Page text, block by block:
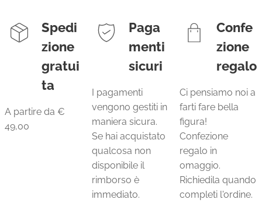
Spedi
zione
gratui
ta
A partire da €
49,00
Paga
menti
sicuri
I pagamenti
vengono gestiti in
maniera sicura.
Se hai acquistato
qualcosa non
disponibile il
rimborso è
immediato.
Confe
zione
regalo
Ci pensiamo noi a
farti fare bella
figura!
Confezione
regalo in
omaggio.
Richiedila quando
completi l'ordine.